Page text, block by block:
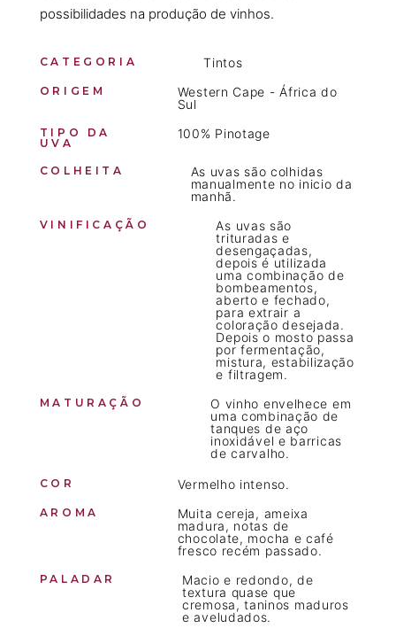
possibilidades na produção de vinhos.
CATEGORIA Tintos
ORIGEM
Western Cape - África do
Sul
TIPO DA
UVA
100% Pinotage
COLHEITA
As uvas são colhidas
manualmente no inicio da
manhã.
VINIFICAÇÃO
As uvas são
trituradas e
desengaçadas,
depois é utilizada
uma combinação de
bombeamentos,
aberto e fechado,
para extrair a
coloração desejada.
Depois o mosto passa
por fermentação,
mistura, estabilização
e filtragem.
MATURAÇÃO
O vinho envelhece em
uma combinação de
tanques de aço
inoxidável e barricas
de carvalho.
COR Vermelho intenso.
AROMA
Muita cereja, ameixa
madura, notas de
chocolate, mocha e café
fresco recém passado.
PALADAR
Macio e redondo, de
textura quase que
cremosa, taninos maduros
e aveludados.